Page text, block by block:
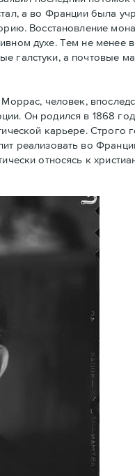
а во Франции была
Восстановление
духе. Тем не
галстуки, а почтовые
человек,
Он родился в 1868
карьере.
реализовать во
относясь к